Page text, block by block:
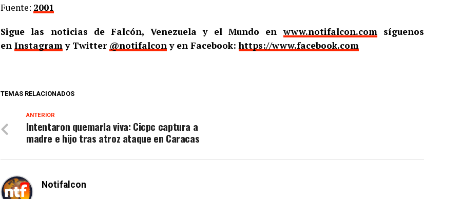
Fuente: 2001
Sigue las noticias de Falcón, Venezuela y el Mundo enwww.notifalcon.comsíguenos
en Instagramy Twitter @notifalcony en Facebook:https://www.facebook.com
TEMAS RELACIONADOS
ANTERIOR
Intentaron quemarla viva: Cicpc captura a
madre e hijo tras atroz ataque en Caracas
Notifalcon